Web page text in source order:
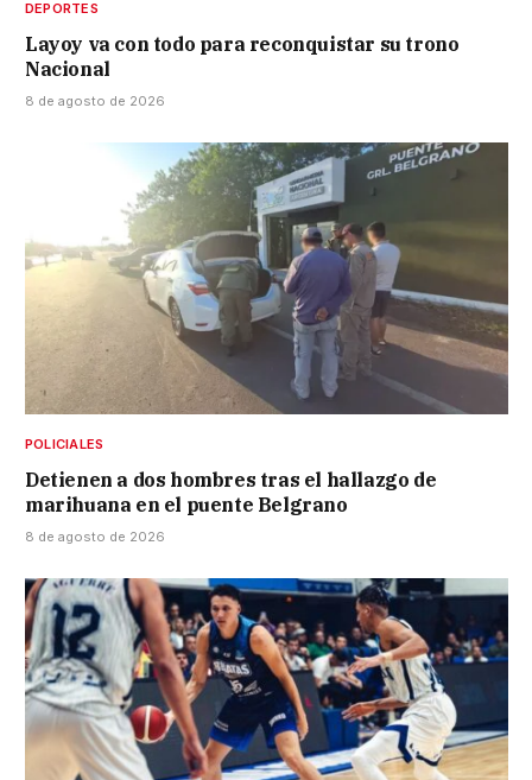
DEPORTES
Layoy va con todo para reconquistar su trono
Nacional
8 de agosto de 2026
POLICIALES
Detienen a dos hombres tras el hallazgo de
marihuana en el puente Belgrano
8 de agosto de 2026